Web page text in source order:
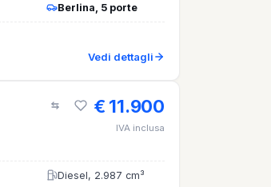
Berlina, 5 porte
Vedi dettagli
€ 11.900
IVA inclusa
Diesel, 2.987 cm³